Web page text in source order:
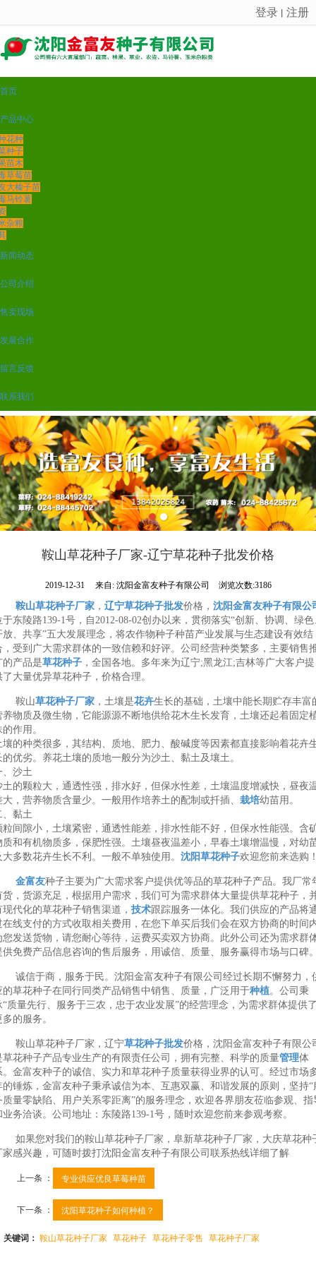
很遗憾，因您的浏览器版本过低导致无法获得最佳浏览体验，推荐下载安装谷歌浏览器！
登录 丨 注册
首页
产品中心
花种
种子
苗木
草莓苗
大榛子苗
马铃薯
杂粮
新闻动态
公司介绍
售卖现场
发展合作
留言反馈
联系我们
鞍山草花种子厂家-辽宁草花种子批发价格
2019-12-31 来自: 沈阳金富友种子有限公司 浏览次数:3186
鞍山草花种子厂家， 辽宁草花种子批发价格， 沈阳金富友种子有限公
于东陵路139-1号，自2012-08-02创办以来，贯彻落实“创新、协调、绿色
放、共享”五大发展理念，将农作物种子种苗产业发展与生态建设有效结
，受到广大需求群体的一致信赖和好评。公司经营种类繁多，主要销售
的产品是草花种子，全国各地。多年来为辽宁;黑龙江;吉林等广大客户提
了大量优异草花种子，价格合理。
鞍山草花种子厂家，土壤是花卉生长的基础，土壤中能长期贮存丰富
养物质及微生物，它能源源不断地供给花木生长发育，土壤还起着固定
作用。
壤的种类很多，其结构、质地、肥力、酸碱度等因素都直接影响着花卉
的优劣。养花土壤的质地一般分为沙土、黏土及壤土。
、沙土
土的颗粒大，通透性强，排水好，但保水性差，土壤温度增减快，昼夜
大，营养物质含量少。一般用作培养土的配制或扦插、 栽培幼苗用。
、黏土
粒间隙小，土壤紧密，通透性能差，排水性能不好，但保水性能强。含
质和有机物质多，保肥性强。土壤昼夜温差小，早春土壤增温慢，对幼
大多数花卉生长不利。一般不单独使用。 沈阳草花种子欢迎您前来选购
金富友种子主要为广大需求客户提供优等品的草花种子产品。我厂常
货，货源充足，根据用户需求，我们可为需求群体大量提供草花种子，
现代化的草花种子销售渠道， 技术跟踪服务一体化。我们供应的产品将
在线支付的方式收取相关费用，在您下单买后我们会在双方协商的时间
您发送货物，请您耐心等待，运费买卖双方协商。此外公司还为需求群
供免费产品信息咨询的售后服务，用诚信、质量、服务赢得市场与口碑
诚信于商，服务于民。沈阳金富友种子有限公司经过长期不懈努力，
的草花种子在同行同类产品销售中销售、质量，广泛用于种植。公司秉
“质量先行、服务于三农，忠于农业发展”的经营理念，为需求群体提供
的服务。
鞍山草花种子厂家，辽宁草花种子批发价格，沈阳金富友种子有限公
草花种子产品专业生产的有限责任公司，拥有完整、科学的质量管理体
。金富友种子的诚信、实力和草花种子质量获得业界的认可。经过市场
的锤炼，金富友种子秉承诚信为本、互惠双赢、和谐发展的原则，坚持“
质量零缺陷、用户关系零距离”的服务理念，欢迎各界朋友莅临参观、指
业务洽谈。公司地址：东陵路139-1号，随时欢迎您前来参观考察。
如果您对我们的鞍山草花种子厂家，阜新草花种子厂家，大庆草花种
家感兴趣，可随时拨打沈阳金富友种子有限公司联系热线详细了解
上一条 ： 专业供应优良草莓种苗
下一条 ： 沈阳草花种子如何种植？
关键词： 鞍山草花种子厂家 草花种子 草花种子零售 草花种子厂家